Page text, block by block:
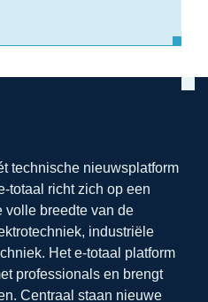
technische nieuwsplatform
totaal richt zich op een
volle breedte van de
industriële
Het e-totaal platform
professionals en brengt
Centraal staan nieuwe